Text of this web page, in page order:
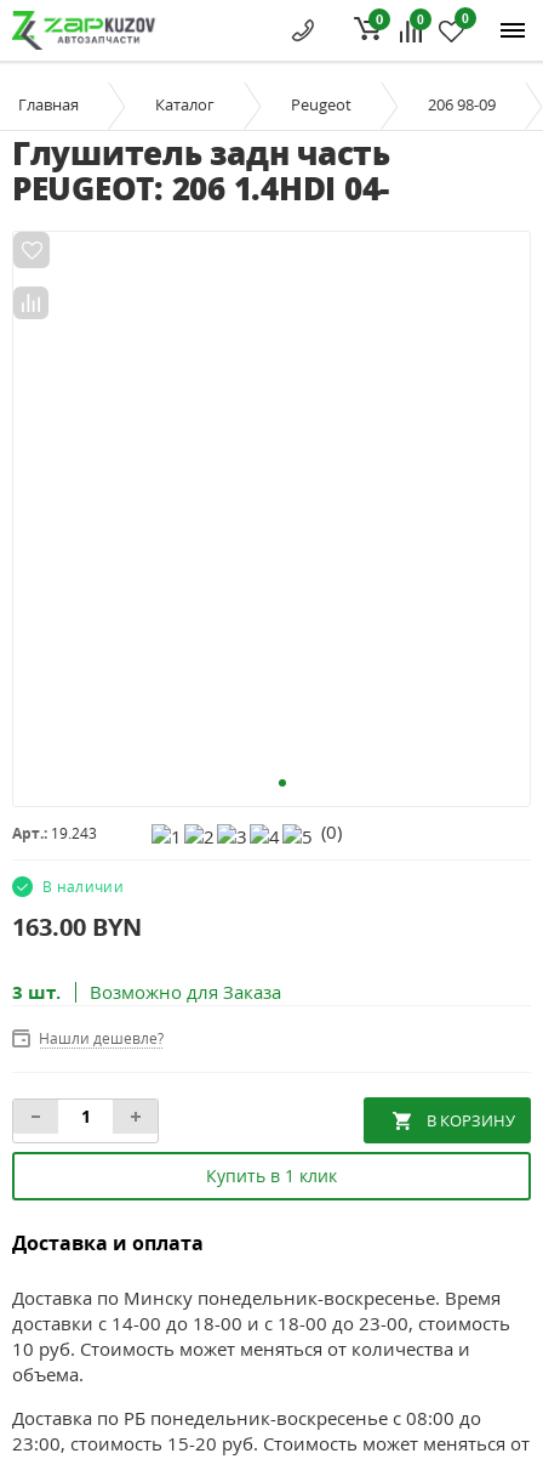
0 0
0
Главная Каталог Peugeot 206 98-09
Глушитель задн часть
PEUGEOT: 206 1.4HDI 04-
Арт.: 19.243 (0)
В наличии
163.00 BYN
3 шт. Возможно для Заказа
Нашли дешевле?
Купить в 1 клик
Доставка и оплата
Доставка по Минску понедельник-воскресенье. Время
доставки с 14-00 до 18-00 и с 18-00 до 23-00, стоимость
10 руб. Стоимость может меняться от количества и
объема.
Доставка по РБ понедельник-воскресенье с 08:00 до
23:00, стоимость 15-20 руб. Стоимость может меняться от